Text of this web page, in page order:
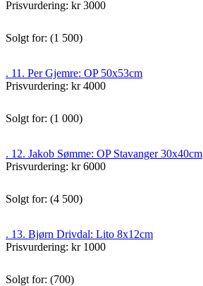
Prisvurdering: kr 3000
Solgt for: (1 500)
. 11. Per Gjemre: OP 50x53cm
Prisvurdering: kr 4000
Solgt for: (1 000)
. 12. Jakob Sømme: OP Stavanger 30x40cm
Prisvurdering: kr 6000
Solgt for: (4 500)
. 13. Bjørn Drivdal: Lito 8x12cm
Prisvurdering: kr 1000
Solgt for: (700)